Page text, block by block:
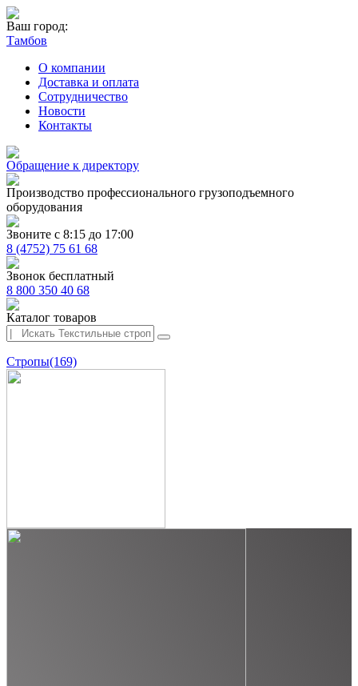
Ваш город:
Тамбов
О компании
Доставка и оплата
Сотрудничество
Новости
Контакты
Обращение к директору
Производство профессионального грузоподъемного
оборудования
Звоните с 8:15 до 17:00
8 (4752) 75 61 68
Звонок бесплатный
8 800 350 40 68
Каталог товаров
Стропы(169)